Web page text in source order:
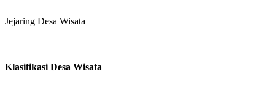
Jejaring Desa Wisata
Klasifikasi Desa Wisata